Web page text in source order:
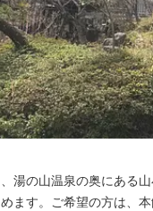
湯の山温泉の奥にある
ます。ご希望の方は、